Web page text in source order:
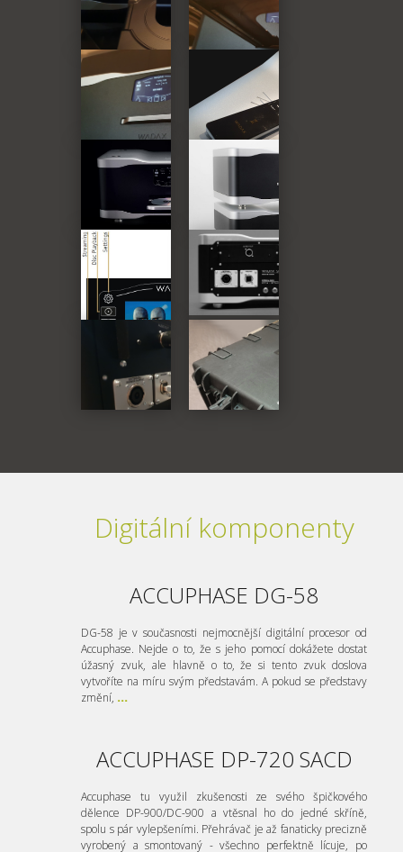
Digitální komponenty
ACCUPHASE DG-58
DG-58 je v současnosti nejmocnější digitální procesor od
Accuphase. Nejde o to, že s jeho pomocí dokážete dostat
úžasný zvuk, ale hlavně o to, že si tento zvuk doslova
vytvoříte na míru svým představám. A pokud se představy
změní, ...
ACCUPHASE DP-720 SACD
Accuphase tu využil zkušenosti ze svého špičkového
dělence DP-900/DC-900 a vtěsnal ho do jedné skříně,
spolu s pár vylepšeními. Přehrávač je až fanaticky precizně
vyrobený a smontovaný - všechno perfektně lícuje, po